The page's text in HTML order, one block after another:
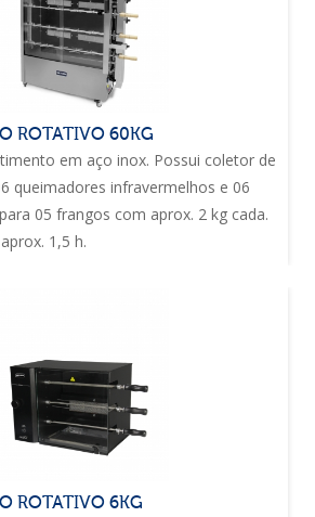
ROTATIVO 60KG
em aço inox. Possui coletor de
queimadores infravermelhos e 06
05 frangos com aprox. 2 kg cada.
1,5 h.
ROTATIVO 6KG